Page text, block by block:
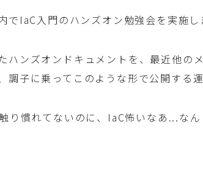
でIaC入門のハンズオン勉強会を実施し
ハンズオンドキュメントを、最近他の
調子に乗ってこのような形で公開する運
り慣れてないのに、IaC怖いなあ...なん